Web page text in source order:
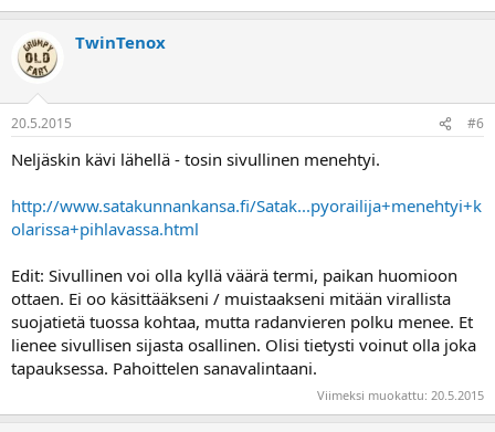
TwinTenox
20.5.2015 #6
Neljäskin kävi lähellä - tosin sivullinen menehtyi.
http://www.satakunnankansa.fi/Satak...pyorailija+menehtyi+k
olarissa+pihlavassa.html
Edit: Sivullinen voi olla kyllä väärä termi, paikan huomioon
ottaen. Ei oo käsittääkseni / muistaakseni mitään virallista
suojatietä tuossa kohtaa, mutta radanvieren polku menee. Et
lienee sivullisen sijasta osallinen. Olisi tietysti voinut olla joka
tapauksessa. Pahoittelen sanavalintaani.
Viimeksi muokattu: 20.5.2015